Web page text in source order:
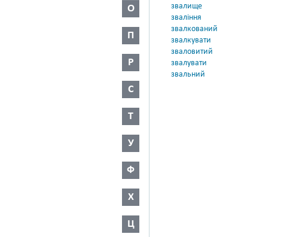
О
П
Р
С
Т
У
Ф
Х
Ц
звалище
зваління
звалкований
звалкувати
зваловитий
звалувати
звальний